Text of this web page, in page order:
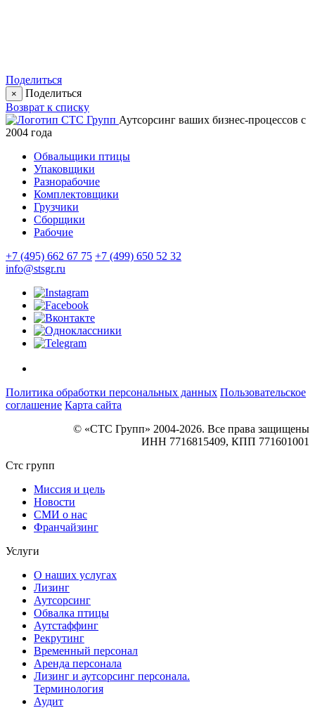
Поделиться
×
Поделиться
Возврат к списку
Аутсорсинг ваших бизнес-процессов с
2004 года
Обвальщики птицы
Упаковщики
Разнорабочие
Комплектовщики
Грузчики
Сборщики
Рабочие
+7 (495) 662 67 75 +7 (499) 650 52 32
info@stsgr.ru
Политика обработки персональных данных Пользовательское
соглашение Карта сайта
© «СТС Групп» 2004-2026. Все права защищены
ИНН 7716815409, КПП 771601001
Стс групп
Миссия и цель
Новости
СМИ о нас
Франчайзинг
Услуги
О наших услугах
Лизинг
Аутсорсинг
Обвалка птицы
Аутстаффинг
Рекрутинг
Временный персонал
Аренда персонала
Лизинг и аутсорсинг персонала.
Терминология
Аудит